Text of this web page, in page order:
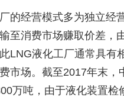
的经营模式多为独立经
至消费市场赚取价差，
LNG液化工厂通常具有
市场。截至2017年末，
万吨，由于液化装置检